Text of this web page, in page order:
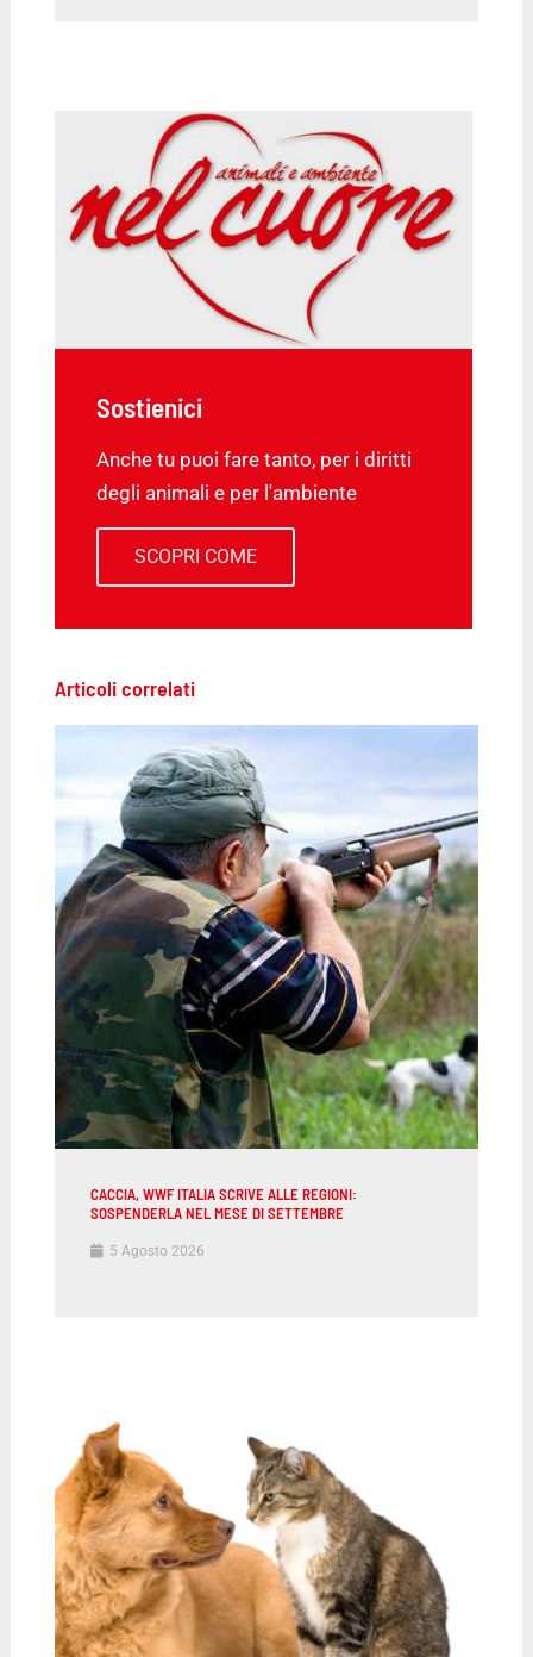
Sostienici
Anche tu puoi fare tanto, per i diritti
degli animali e per l'ambiente
SCOPRI COME
Articoli correlati
CACCIA, WWF ITALIA SCRIVE ALLE REGIONI:
SOSPENDERLA NEL MESE DI SETTEMBRE
5 Agosto 2026